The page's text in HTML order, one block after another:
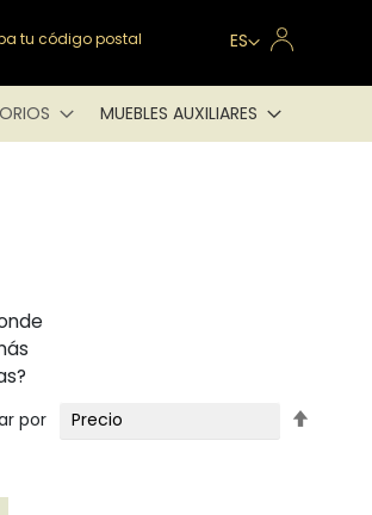
tu código postal Lenguaje
ES
MUEBLES AUXILIARES
por